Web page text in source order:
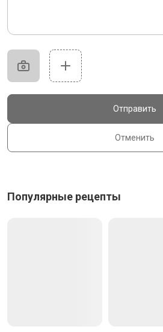
Отменить
Отправить
Популярные рецепты